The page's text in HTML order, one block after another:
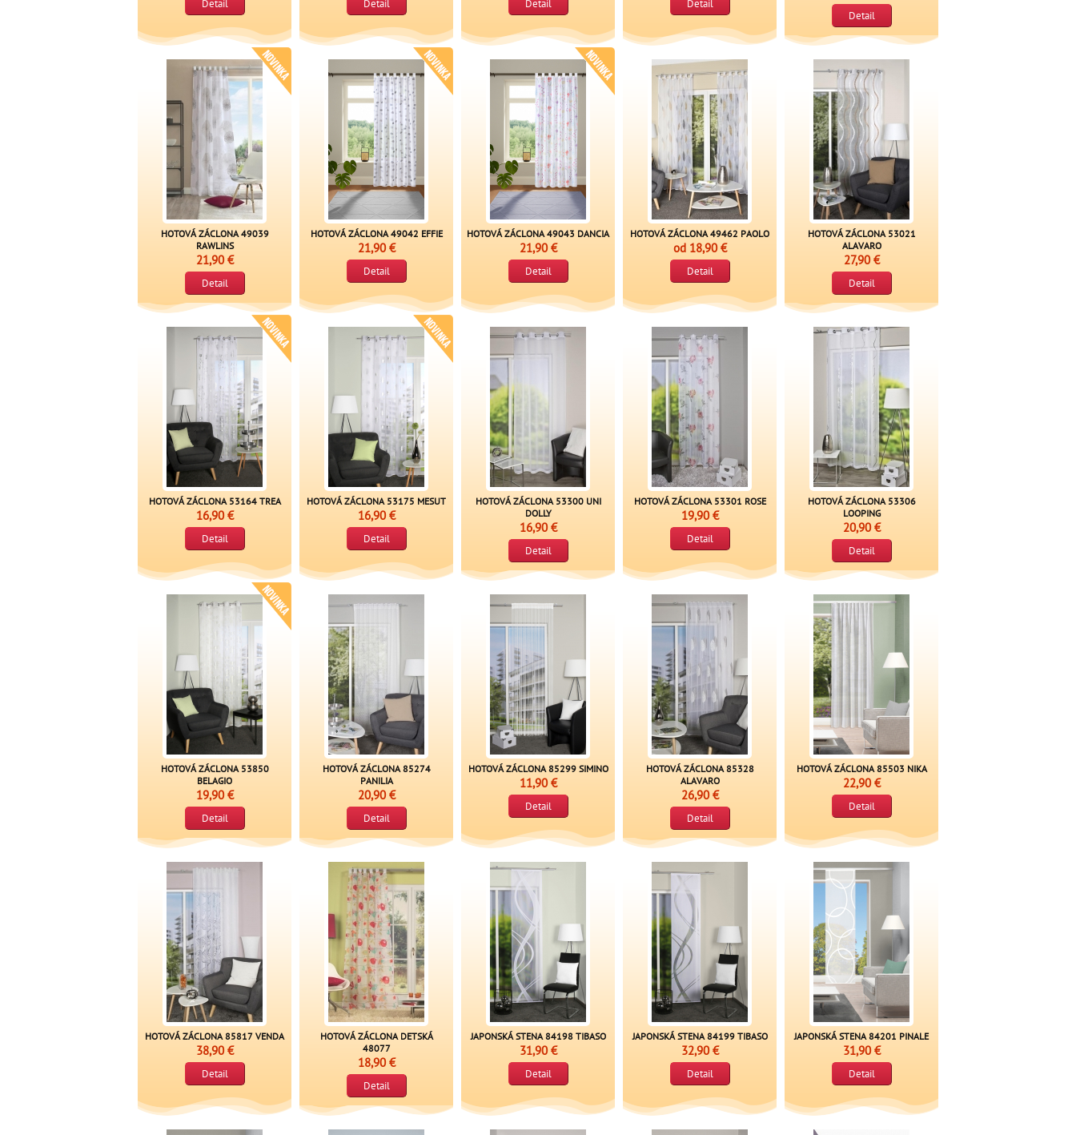
Detail Detail Detail Detail
Detail
HOTOVÁ ZÁCLONA 49039
RAWLINS
21,90 €
Detail
HOTOVÁ ZÁCLONA 49042 EFFIE
21,90 €
Detail
HOTOVÁ ZÁCLONA 49043 DANCIA
21,90 €
Detail
HOTOVÁ ZÁCLONA 49462 PAOLO
od 18,90 €
Detail
HOTOVÁ ZÁCLONA 53021
ALAVARO
27,90 €
Detail
HOTOVÁ ZÁCLONA 53164 TREA
16,90 €
Detail
HOTOVÁ ZÁCLONA 53175 MESUT
16,90 €
Detail
HOTOVÁ ZÁCLONA 53300 UNI
DOLLY
16,90 €
Detail
HOTOVÁ ZÁCLONA 53301 ROSE
19,90 €
Detail
HOTOVÁ ZÁCLONA 53306
LOOPING
20,90 €
Detail
HOTOVÁ ZÁCLONA 53850
BELAGIO
19,90 €
Detail
HOTOVÁ ZÁCLONA 85274
PANILIA
20,90 €
Detail
HOTOVÁ ZÁCLONA 85299 SIMINO
11,90 €
Detail
HOTOVÁ ZÁCLONA 85328
ALAVARO
26,90 €
Detail
HOTOVÁ ZÁCLONA 85503 NIKA
22,90 €
Detail
HOTOVÁ ZÁCLONA 85817 VENDA
38,90 €
Detail
HOTOVÁ ZÁCLONA DETSKÁ
48077
18,90 €
Detail
JAPONSKÁ STENA 84198 TIBASO
31,90 €
Detail
JAPONSKÁ STENA 84199 TIBASO
32,90 €
Detail
JAPONSKÁ STENA 84201 PINALE
31,90 €
Detail